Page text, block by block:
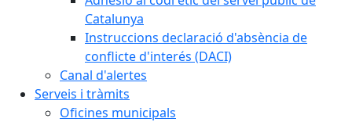
Catalunya
Instruccions declaració d'absència de
conflicte d'interés (DACI)
Canal d'alertes
Serveis i tràmits
Oficines municipals